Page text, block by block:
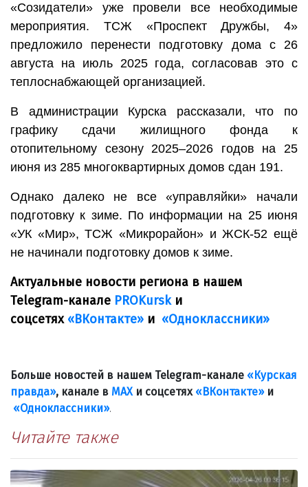
«Созидатели» уже провели все необходимые
мероприятия. ТСЖ «Проспект Дружбы, 4»
предложило перенести подготовку дома с 26
августа на июль 2025 года, согласовав это с
теплоснабжающей организацией.
В администрации Курска рассказали, что по
графику сдачи жилищного фонда к
отопительному сезону 2025–2026 годов на 25
июня из 285 многоквартирных домов сдан 191.
Однако далеко не все «управляйки» начали
подготовку к зиме. По информации на 25 июня
«УК «Мир», ТСЖ «Микрорайон» и ЖСК-52 ещё
не начинали подготовку домов к зиме.
Актуальные новости региона в нашем
Telegram-канале PROKurskи
соцсетях «ВКонтакте» и «Одноклассники»
Больше новостей в нашем Telegram-канале «Курская
правда», канале в МАХи соцсетях «ВКонтакте»и
«Одноклассники».
Читайте также